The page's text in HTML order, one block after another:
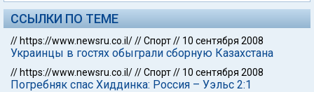
ССЫЛКИ ПО ТЕМЕ
// https://www.newsru.co.il///Спорт// 10 сентября 2008
Украинцы в гостях обыграли сборную Казахстана
// https://www.newsru.co.il///Спорт// 10 сентября 2008
Погребняк спас Хиддинка: Россия – Уэльс 2:1